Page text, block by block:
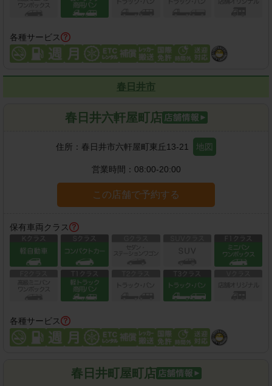
各種サービス
春日井市
春日井六軒屋町店
住所： 春日井市六軒屋町東丘13-21 地図
営業時間： 08:00-20:00
この店舗で予約する
保有車両クラス
各種サービス
春日井町屋町店